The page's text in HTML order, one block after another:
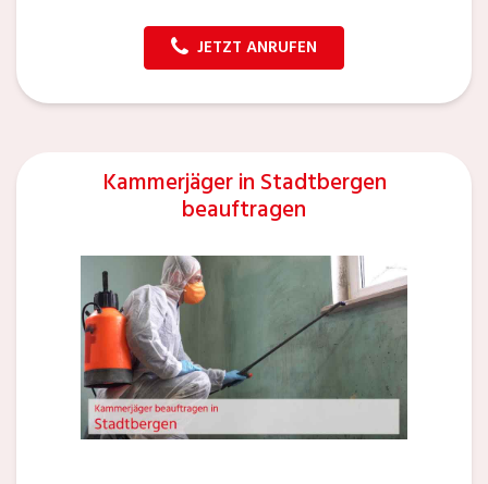
JETZT ANRUFEN
Kammerjäger in Stadtbergen
beauftragen